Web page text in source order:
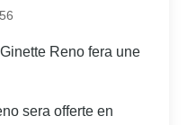
Reno fera une
sera offerte en